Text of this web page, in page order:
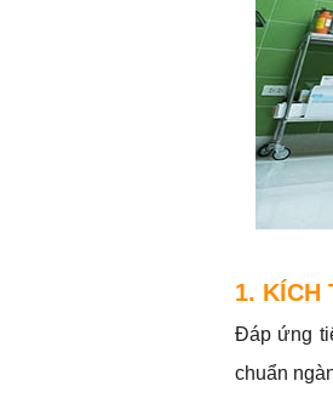
1. KÍCH
Đáp ứng
chuẩn